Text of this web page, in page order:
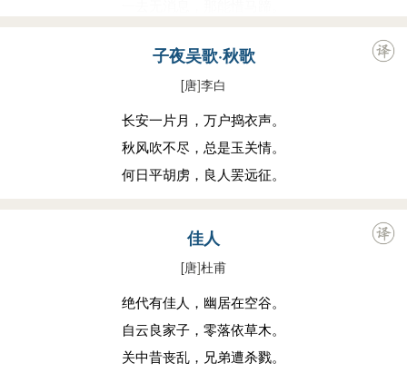
子夜吴歌·秋歌
[唐]李白
长安一片月，万户捣衣声。
秋风吹不尽，总是玉关情。
何日平胡虏，良人罢远征。
佳人
[唐]杜甫
绝代有佳人，幽居在空谷。
自云良家子，零落依草木。
关中昔丧乱，兄弟遭杀戮。